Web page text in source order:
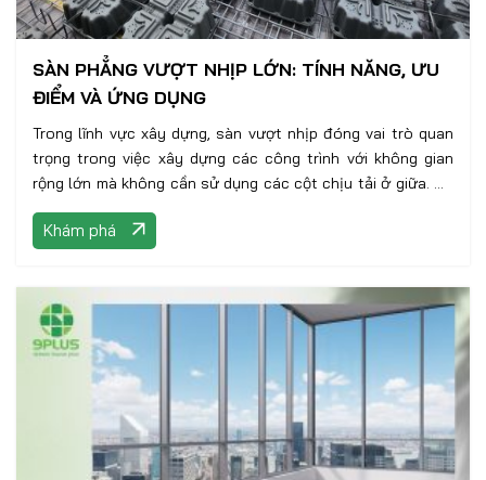
SÀN PHẲNG VƯỢT NHỊP LỚN: TÍNH NĂNG, ƯU
ĐIỂM VÀ ỨNG DỤNG
Trong lĩnh vực xây dựng, sàn vượt nhịp đóng vai trò quan
trọng trong việc xây dựng các công trình với không gian
rộng lớn mà không cần sử dụng các cột chịu tải ở giữa. Để
đáp ứng nhu cầu ngày càng cao của ngành xây dựng, các
nhà sản xuất và kỹ sư đã liên tục phát triển và đưa ra các
Khám phá